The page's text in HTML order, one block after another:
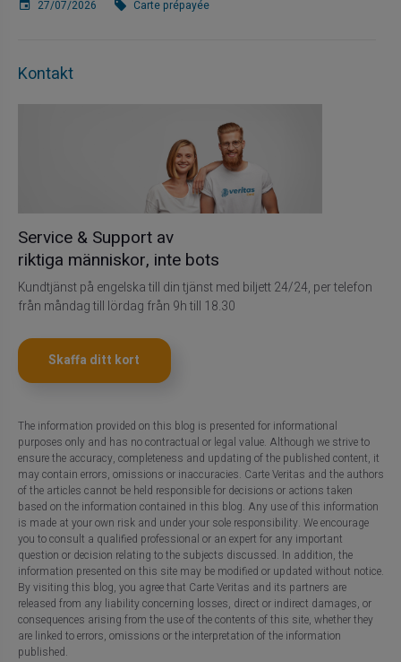
27/07/2026 Carte prépayée
Kontakt
Service & Support av
riktiga människor, inte bots
Kundtjänst på engelska till din tjänst med biljett 24/24, per telefon
från måndag till lördag från 9h till 18.30
Skaffa ditt kort
The information provided on this blog is presented for informational
purposes only and has no contractual or legal value. Although we strive to
ensure the accuracy, completeness and updating of the published content, it
may contain errors, omissions or inaccuracies. Carte Veritas and the authors
of the articles cannot be held responsible for decisions or actions taken
based on the information contained in this blog. Any use of this information
is made at your own risk and under your sole responsibility. We encourage
you to consult a qualified professional or an expert for any important
question or decision relating to the subjects discussed. In addition, the
information presented on this site may be modified or updated without notice.
By visiting this blog, you agree that Carte Veritas and its partners are
released from any liability concerning losses, direct or indirect damages, or
consequences arising from the use of the contents of this site, whether they
are linked to errors, omissions or the interpretation of the information
published.